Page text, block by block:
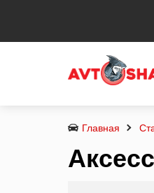
Главная